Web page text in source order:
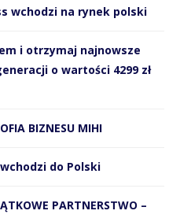
wchodzi na rynek polski
i otrzymaj najnowsze
o wartości 4299 zł
BIZNESU MIHI
do Polski
PARTNERSTWO –